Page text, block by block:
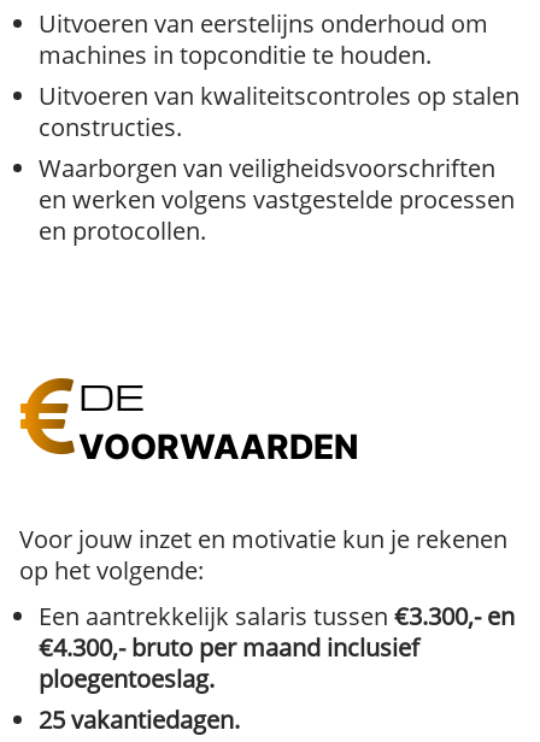
Uitvoeren van eerstelijns onderhoud om
machines in topconditie te houden.
Uitvoeren van kwaliteitscontroles op stalen
constructies.
Waarborgen van veiligheidsvoorschriften
en werken volgens vastgestelde processen
en protocollen.
DE
VOORWAARDEN
Voor jouw inzet en motivatie kun je rekenen
op het volgende:
Een aantrekkelijk salaris tussen €3.300,- en
€4.300,- bruto per maand inclusief
ploegentoeslag.
25 vakantiedagen.